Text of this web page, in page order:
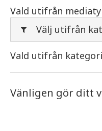
Vald utifrån
Välj utifrån
Vald utifrån
Vänligen gör ditt